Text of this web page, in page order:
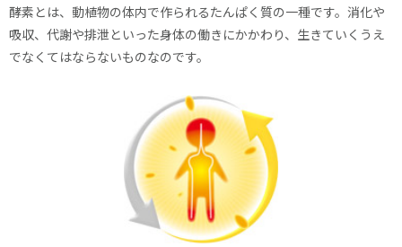
酵素とは、動植物の体内で作られるたんぱく質の一種です。消化や
吸収、代謝や排泄といった身体の働きにかかわり、生きていくうえ
でなくてはならないものなのです。